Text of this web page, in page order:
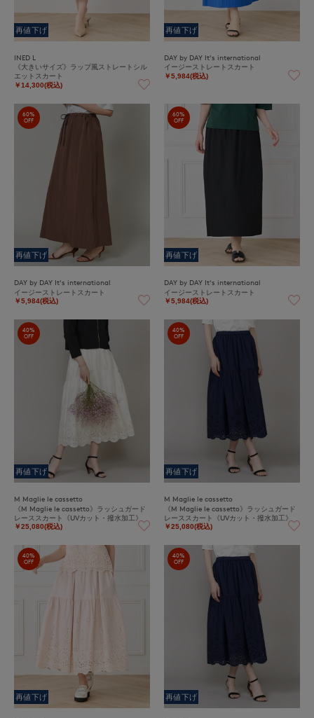
再値下げ
INED L
《大きいサイズ》ラップ風ストレートシル
エットスカート
￥14,300(税込)
再値下げ
DAY by DAY It's international
イージーストレートスカート
￥5,984(税込)
60%
OFF
再値下げ
DAY by DAY It's international
イージーストレートスカート
￥5,984(税込)
60%
OFF
再値下げ
DAY by DAY It's international
イージーストレートスカート
￥5,984(税込)
40%
OFF
再値下げ
M Maglie le cassetto
《M Maglie le cassetto》ラッシュガード
レーススカート《UVカット・撥水加工》
￥25,080(税込)
40%
OFF
再値下げ
M Maglie le cassetto
《M Maglie le cassetto》ラッシュガード
レーススカート《UVカット・撥水加工》
￥25,080(税込)
40%
OFF
再値下げ
40%
OFF
再値下げ